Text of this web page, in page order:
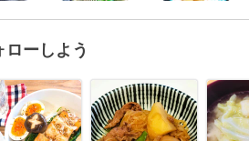
ローしよう